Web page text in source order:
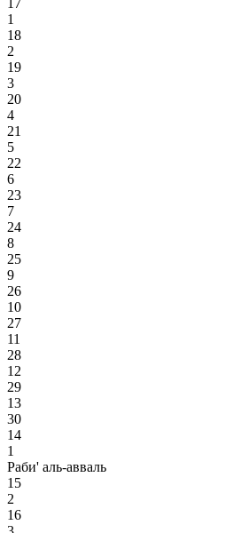
17
1
18
2
19
3
20
4
21
5
22
6
23
7
24
8
25
9
26
10
27
11
28
12
29
13
30
14
1
Раби' аль-авваль
15
2
16